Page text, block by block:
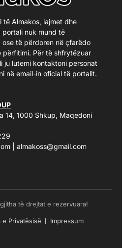
të Almakos, lajmet dhe
portali nuk mund të
të përdoren në çfarëdo
përfitimi. Për të shfrytëzuar
ju lutemi kontaktoni personat
në email-in oficial të portalit.
14, 1000 Shkup, Maqedoni
almakoss@gmail.com
të drejtat e rezervuara!
e Privatësisë Impressum